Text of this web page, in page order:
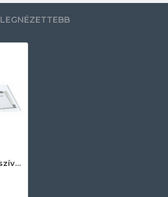
LEGNÉZETTEBB
Cata CATA - Páraelszívó ISLA SIRIN 1000 WH Mennyezetbe építhető páraelszívó